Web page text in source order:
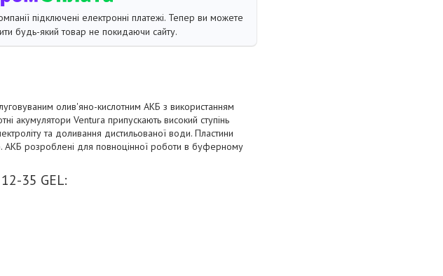
підключені електронні платежі. Тепер ви можете
будь-який товар не покидаючи сайту.
олив'яно-кислотним АКБ з використанням
акумулятори Ventura припускають високий ступінь
та доливання дистильованої води. Пластини
АКБ розроблені для повноцінної роботи в буферному
35 GEL: